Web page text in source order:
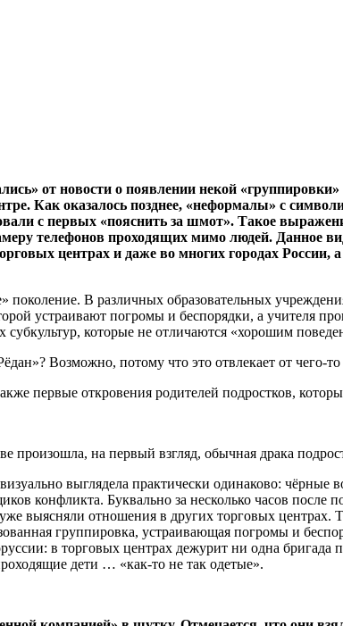
от новости о появлении некой
Как оказалось позднее, «неформалы» с
с первых «пояснить за шмот». Такое
телефонов проходящих мимо людей. Данное
центрах и даже во многих городах России,
В различных образовательных
устраивают погромы и беспорядки, а учителя
которые не отличаются «хорошим
Возможно, потому что это отвлекает от чего-то
первые откровения родителей подростков,
произошла, на первый взгляд, обычная драка
выглядела практически одинаково: чёрные
конфликта. Буквально за несколько часов после
выясняли отношения в других торговых центрах.
группировка, устраивающая погромы и
в торговых центрах дежурит ни одна
дети … «как-то не так одетые».